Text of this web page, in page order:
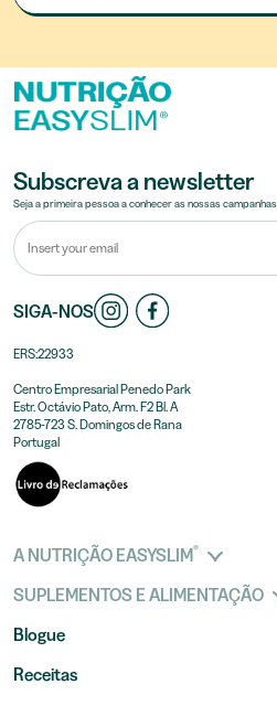
Subscreva a newsletter
Seja a primeira pessoa a conhecer as nossas
SIGA-NOS
ERS:22933
Centro Empresarial Penedo Park
Estr. Octávio Pato, Arm. F2 Bl. A
2785-723 S. Domingos de Rana
Portugal
A NUTRIÇÃO EASYSLIM®
SUPLEMENTOS E ALIMENTAÇÃO
Blogue
Receitas